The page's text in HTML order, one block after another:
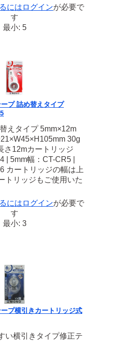
には ログインが必要で
す
最小: 5
プ 詰め替えタイプ
えタイプ 5mm×12m
30g
さ12mカートリッジ
| 5mm幅：CT-CR5 |
カートリッジの幅は上
トリッジもご使用いた
には ログインが必要で
す
最小: 3
プ横引きカートリッジ式
い横引きタイプ修正テ